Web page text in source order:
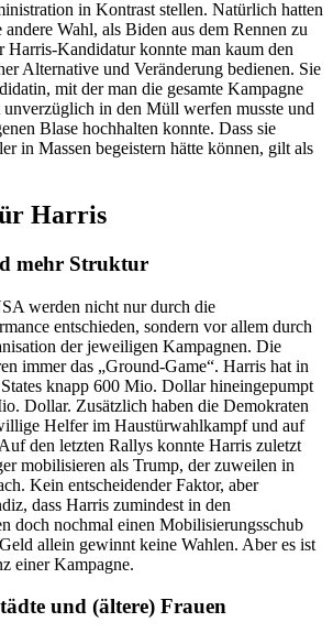
in Kontrast stellen. Natürlich hatten
Wahl, als Biden aus dem Rennen zu
Harris-Kandidatur konnte man kaum den
Alternative und Veränderung bedienen. Sie
mit der man die gesamte Kampagne
in den Müll werfen musste und
Blase hochhalten konnte. Dass sie
in Massen begeistern hätte können, gilt als
Harris
mehr Struktur
werden nicht nur durch die
entschieden, sondern vor allem durch
der jeweiligen Kampagnen. Die
immer das „Ground-Game“. Harris hat in
knapp 600 Mio. Dollar hineingepumpt
Dollar. Zusätzlich haben die Demokraten
Helfer im Haustürwahlkampf und auf
den letzten Rallys konnte Harris zuletzt
mobilisieren als Trump, der zuweilen in
Kein entscheidender Faktor, aber
dass Harris zumindest in den
doch nochmal einen Mobilisierungsschub
allein gewinnt keine Wahlen. Aber es ist
einer Kampagne.
und (ältere) Frauen